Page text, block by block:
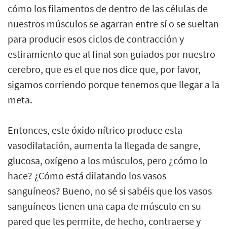
cómo los filamentos de dentro de las células de
nuestros músculos se agarran entre sí o se sueltan
para producir esos ciclos de contracción y
estiramiento que al final son guiados por nuestro
cerebro, que es el que nos dice que, por favor,
sigamos corriendo porque tenemos que llegar a la
meta.
Entonces, este óxido nítrico produce esta
vasodilatación, aumenta la llegada de sangre,
glucosa, oxígeno a los músculos, pero ¿cómo lo
hace? ¿Cómo está dilatando los vasos
sanguíneos? Bueno, no sé si sabéis que los vasos
sanguíneos tienen una capa de músculo en su
pared que les permite, de hecho, contraerse y